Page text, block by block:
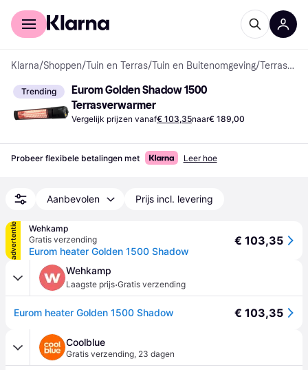
Voor shoppers
Klarna/Shoppen/Tuin en Terras/Tuin en Buitenomgeving/ Terrasverwarmers
Trending
Eurom Golden Shadow 1500
Terrasverwarmer
Vergelijk prijzen vanaf€ 103,35naar€ 189,00
Probeer flexibele betalingen met Leer hoe
Aanbevolen Prijs incl. levering
advertentie
Wehkamp
Gratis verzending
Eurom heater Golden 1500 Shadow
€ 103,35
Wehkamp
Laagste prijs·Gratis verzending
Eurom heater Golden 1500 Shadow € 103,35
Coolblue
Gratis verzending, 23 dagen